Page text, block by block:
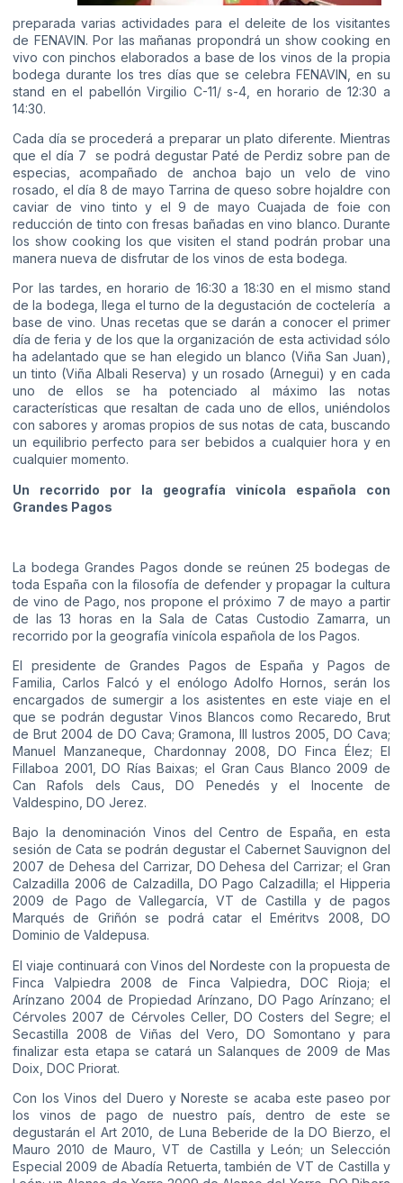
preparada varias actividades para el deleite de los visitantes
de FENAVIN. Por las mañanas propondrá un show cooking en
vivo con pinchos elaborados a base de los vinos de la propia
bodega durante los tres días que se celebra FENAVIN, en su
stand en el pabellón Virgilio C-11/ s-4, en horario de 12:30 a
14:30.
Cada día se procederá a preparar un plato diferente. Mientras
que el día 7 se podrá degustar Paté de Perdiz sobre pan de
especias, acompañado de anchoa bajo un velo de vino
rosado, el día 8 de mayo Tarrina de queso sobre hojaldre con
caviar de vino tinto y el 9 de mayo Cuajada de foie con
reducción de tinto con fresas bañadas en vino blanco. Durante
los show cooking los que visiten el stand podrán probar una
manera nueva de disfrutar de los vinos de esta bodega.
Por las tardes, en horario de 16:30 a 18:30 en el mismo stand
de la bodega, llega el turno de la degustación de coctelería a
base de vino. Unas recetas que se darán a conocer el primer
día de feria y de los que la organización de esta actividad sólo
ha adelantado que se han elegido un blanco (Viña San Juan),
un tinto (Viña Albali Reserva) y un rosado (Arnegui) y en cada
uno de ellos se ha potenciado al máximo las notas
características que resaltan de cada uno de ellos, uniéndolos
con sabores y aromas propios de sus notas de cata, buscando
un equilibrio perfecto para ser bebidos a cualquier hora y en
cualquier momento.
Un recorrido por la geografía vinícola española con
Grandes Pagos
La bodega Grandes Pagos donde se reúnen 25 bodegas de
toda España con la filosofía de defender y propagar la cultura
de vino de Pago, nos propone el próximo 7 de mayo a partir
de las 13 horas en la Sala de Catas Custodio Zamarra, un
recorrido por la geografía vinícola española de los Pagos.
El presidente de Grandes Pagos de España y Pagos de
Familia, Carlos Falcó y el enólogo Adolfo Hornos, serán los
encargados de sumergir a los asistentes en este viaje en el
que se podrán degustar Vinos Blancos como Recaredo, Brut
de Brut 2004 de DO Cava; Gramona, III lustros 2005, DO Cava;
Manuel Manzaneque, Chardonnay 2008, DO Finca Élez; El
Fillaboa 2001, DO Rías Baixas; el Gran Caus Blanco 2009 de
Can Rafols dels Caus, DO Penedés y el Inocente de
Valdespino, DO Jerez.
Bajo la denominación Vinos del Centro de España, en esta
sesión de Cata se podrán degustar el Cabernet Sauvignon del
2007 de Dehesa del Carrizar, DO Dehesa del Carrizar; el Gran
Calzadilla 2006 de Calzadilla, DO Pago Calzadilla; el Hipperia
2009 de Pago de Vallegarcía, VT de Castilla y de pagos
Marqués de Griñón se podrá catar el Eméritvs 2008, DO
Dominio de Valdepusa.
El viaje continuará con Vinos del Nordeste con la propuesta de
Finca Valpiedra 2008 de Finca Valpiedra, DOC Rioja; el
Arínzano 2004 de Propiedad Arínzano, DO Pago Arínzano; el
Cérvoles 2007 de Cérvoles Celler, DO Costers del Segre; el
Secastilla 2008 de Viñas del Vero, DO Somontano y para
finalizar esta etapa se catará un Salanques de 2009 de Mas
Doix, DOC Priorat.
Con los Vinos del Duero y Noreste se acaba este paseo por
los vinos de pago de nuestro país, dentro de este se
degustarán el Art 2010, de Luna Beberide de la DO Bierzo, el
Mauro 2010 de Mauro, VT de Castilla y León; un Selección
Especial 2009 de Abadía Retuerta, también de VT de Castilla y